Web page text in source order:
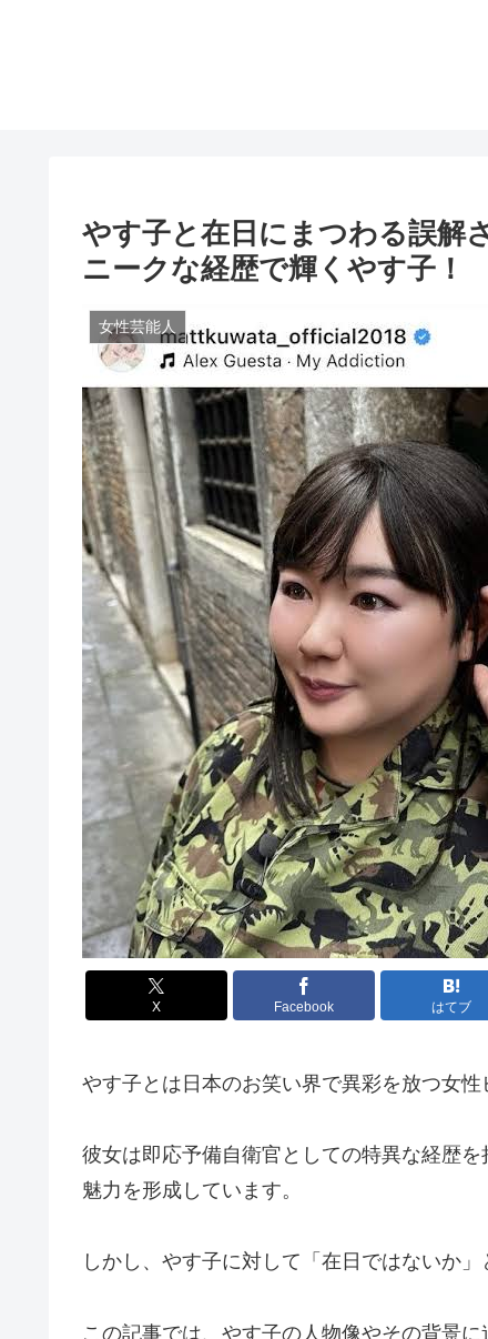
やす子と在日にまつわる誤解
ニークな経歴で輝くやす子！
女性芸能人
X Facebook はてブ
やす子とは日本のお笑い界で異彩を放つ女性
彼女は即応予備自衛官としての特異な経歴
魅力を形成しています。
しかし、やす子に対して「在日ではないか
この記事では、やす子の人物像やその背景